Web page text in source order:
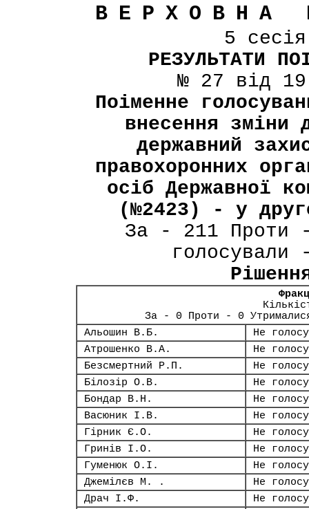
ВЕРХОВНА
5
РЕЗУЛЬТАТИ
№ 27 від
Поіменне
внесення зміни
державний
правохоронних
осіб Державної
(№2423) - у
За - 211 Проти
За - 0 Проти - 0
Альошин В.Б.
Не
Атрошенко В.А.
Не
Безсмертний Р.П.
Не
Білозір О.В.
Не
Бондар В.Н.
Не
Васюник І.В.
Не
Гірник Є.О.
Не
Гринів І.О.
Не
Гуменюк О.І.
Не
Джемілєв М. .
Не
Драч І.Ф.
Не